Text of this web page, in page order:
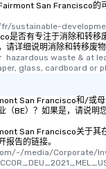
San Francisco的
sustainable-
是否有专注于消除和转移
请详细说明消除和转移废物
hazardous waste & at
glass, cardboard or
San Francisco和/或母
（BE）？如果是，请说明
San Francisco关于其
报告的链接。
media/Corporate/